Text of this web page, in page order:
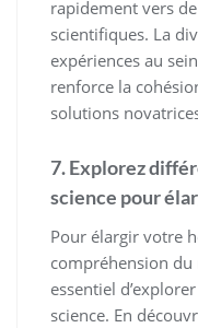
rapidement vers
scientifiques. La
expériences au
renforce la
solutions
7. Explorez
science pour
Pour élargir votre
compréhension
essentiel
science. En